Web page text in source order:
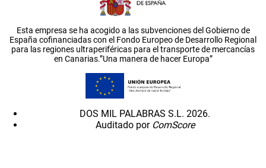
Esta empresa se ha acogido a las subvenciones del Gobierno de
España cofinanciadas con el Fondo Europeo de Desarrollo Regional
para las regiones ultraperiféricas para el transporte de mercancías
en Canarias.”Una manera de hacer Europa”
DOS MIL PALABRAS S.L. 2026.
Auditado por ComScore